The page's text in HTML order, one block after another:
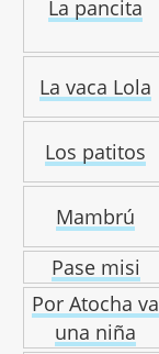
La pancita
La vaca Lola
Los patitos
Mambrú
Pase misi
Por Atocha va
una niña